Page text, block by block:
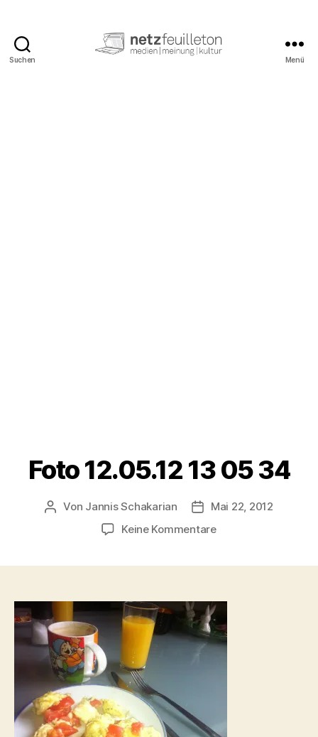
Suchen Menü
Foto 12.05.12 13 05 34
Beitragsautor
Von Jannis Schakarian
Mai 22, 2012
Keine Kommentarezu
34